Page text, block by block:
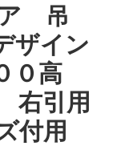
吊
ザイン
０高
右引用
付用